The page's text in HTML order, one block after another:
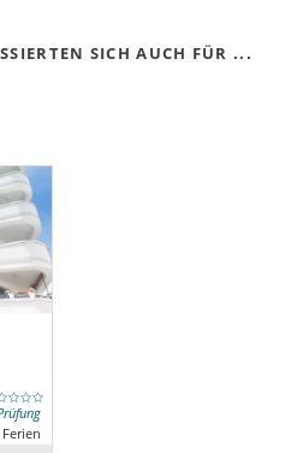
SICH AUCH FÜR ...
Ferien